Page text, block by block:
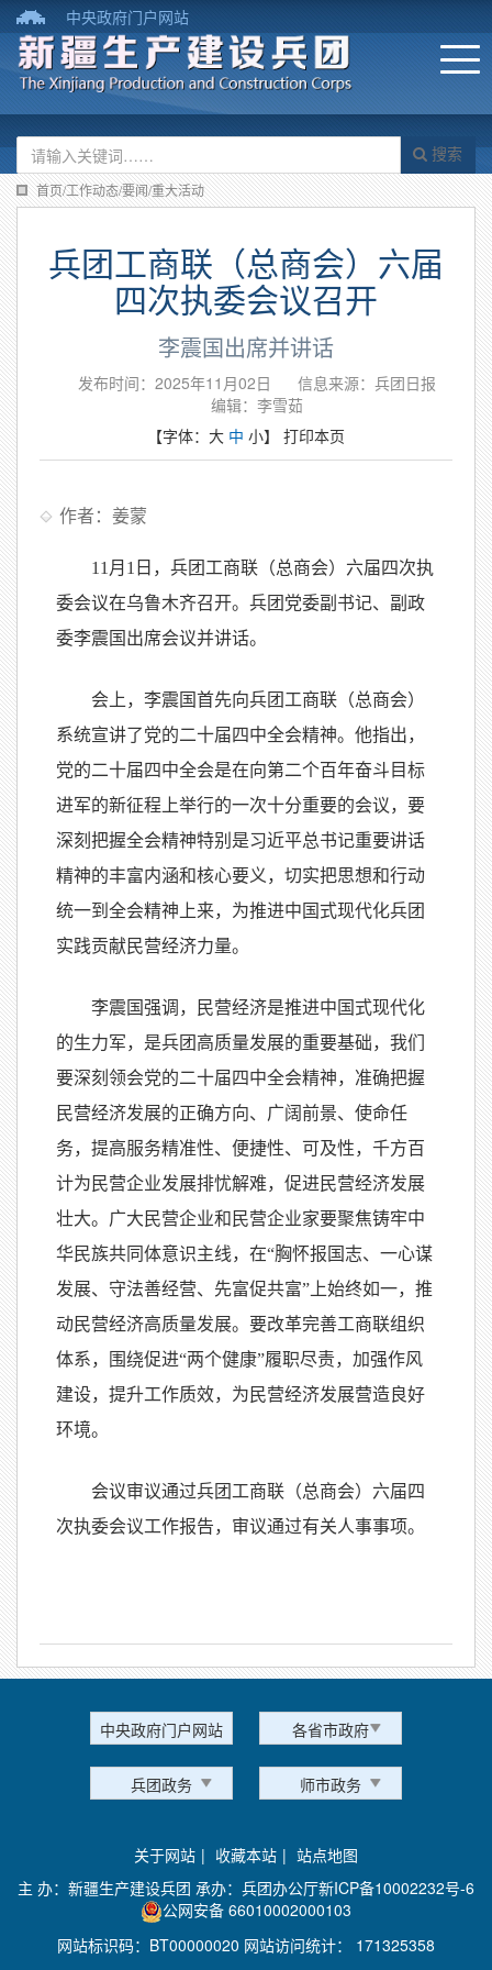
中央政府门户网站
搜索
首页/工作动态/要闻/重大活动
兵团工商联（总商会）六届
四次执委会议召开
李震国出席并讲话
发布时间：2025年11月02日
信息来源：兵团日报
编辑：李雪茹
【字体： 大 中 小】 打印本页
作者：姜蒙
11月1日，兵团工商联（总商会）六届四次执
委会议在乌鲁木齐召开。兵团党委副书记、副政
委李震国出席会议并讲话。
会上，李震国首先向兵团工商联（总商会）
系统宣讲了党的二十届四中全会精神。他指出，
党的二十届四中全会是在向第二个百年奋斗目标
进军的新征程上举行的一次十分重要的会议，要
深刻把握全会精神特别是习近平总书记重要讲话
精神的丰富内涵和核心要义，切实把思想和行动
统一到全会精神上来，为推进中国式现代化兵团
实践贡献民营经济力量。
李震国强调，民营经济是推进中国式现代化
的生力军，是兵团高质量发展的重要基础，我们
要深刻领会党的二十届四中全会精神，准确把握
民营经济发展的正确方向、广阔前景、使命任
务，提高服务精准性、便捷性、可及性，千方百
计为民营企业发展排忧解难，促进民营经济发展
壮大。广大民营企业和民营企业家要聚焦铸牢中
华民族共同体意识主线，在“胸怀报国志、一心谋
发展、守法善经营、先富促共富”上始终如一，推
动民营经济高质量发展。要改革完善工商联组织
体系，围绕促进“两个健康”履职尽责，加强作风
建设，提升工作质效，为民营经济发展营造良好
环境。
会议审议通过兵团工商联（总商会）六届四
次执委会议工作报告，审议通过有关人事事项。
中央政府门户网站 各省市政府
兵团政务 师市政务
关于网站 | 收藏本站 | 站点地图
主 办：新疆生产建设兵团 承办：兵团办公厅新ICP备10002232号-6
公网安备 66010002000103
网站标识码：BT00000020 网站访问统计： 171325358